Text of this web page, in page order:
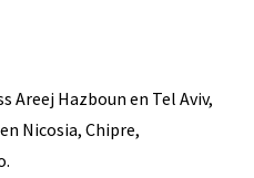
Areej Hazboun en Tel Aviv,
Nicosia, Chipre,